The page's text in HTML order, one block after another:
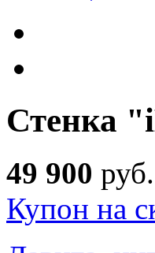
Стенка
49 900 руб.
Купон на